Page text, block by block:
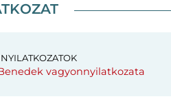
vagyonnyilatkozata